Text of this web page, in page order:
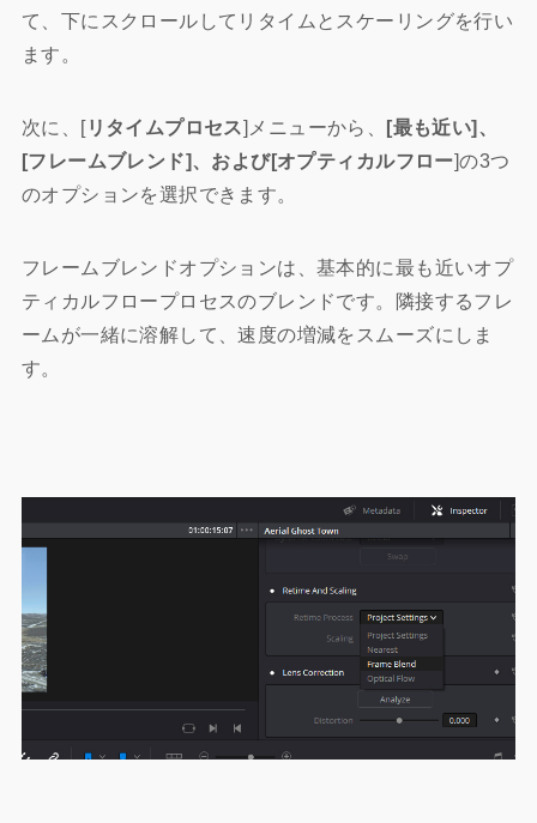
て、下にスクロールしてリタイムとスケーリングを行い
ます。
次に、[リタイムプロセス]メニューから、 [最も近い]、
[フレームブレンド]、および[オプティカルフロー]の3つ
のオプションを選択できます。
フレームブレンドオプションは、基本的に最も近いオプ
ティカルフロープロセスのブレンドです。隣接するフレ
ームが一緒に溶解して、速度の増減をスムーズにしま
す。